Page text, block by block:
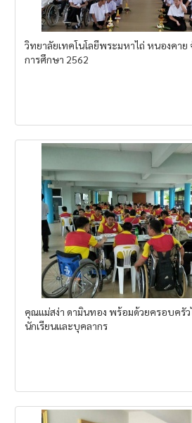
วิทยาลัยเทคโนโลยีพระมหาไถ่ หนองคา
การศึกษา 2562
คุณแม่สง่า ดามินทอง พร้อมด้วยครอบครัว
นักเรียนและบุคลากร